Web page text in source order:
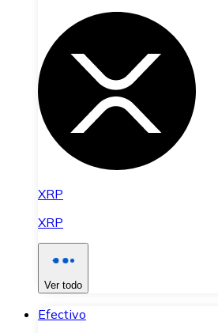
XRP
XRP
Ver todo
Efectivo